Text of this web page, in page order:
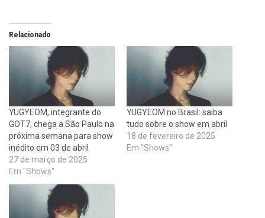
Relacionado
YUGYEOM, integrante do
GOT7, chega a São Paulo na
próxima semana para show
inédito em 03 de abril
27 de março de 2025
Em "Shows"
YUGYEOM no Brasil: saiba
tudo sobre o show em abril
18 de fevereiro de 2025
Em "Shows"